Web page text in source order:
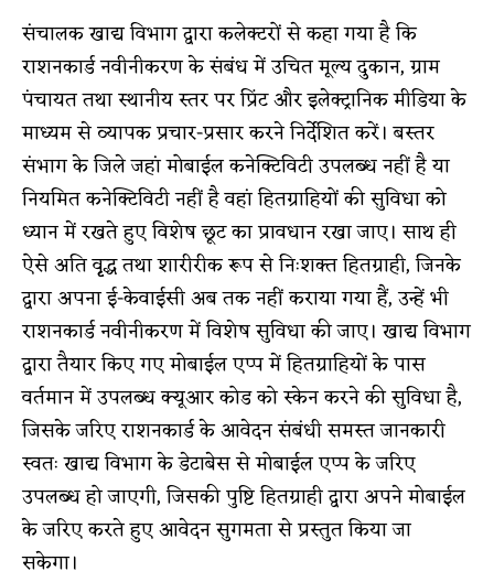
संचालक खाद्य विभाग द्वारा कलेक्टरों से कहा गया है कि
राशनकार्ड नवीनीकरण के संबंध में उचित मूल्य दुकान, ग्राम
पंचायत तथा स्थानीय स्तर पर प्रिंट और इलेक्ट्रानिक मीडिया के
माध्यम से व्यापक प्रचार-प्रसार करने निर्देशित करें। बस्तर
संभाग के जिले जहां मोबाईल कनेक्टिविटी उपलब्ध नहीं है या
नियमित कनेक्टिविटी नहीं है वहां हितग्राहियों की सुविधा को
ध्यान में रखते हुए विशेष छूट का प्रावधान रखा जाए। साथ ही
ऐसे अति वृृद्ध तथा शारीरीक रूप से निःशक्त हितग्राही, जिनके
द्वारा अपना ई-केवाईसी अब तक नहीं कराया गया हैं, उन्हें भी
राशनकार्ड नवीनीकरण में विशेष सुविधा की जाए। खाद्य विभाग
द्वारा तैयार किए गए मोबाईल एप्प में हितग्राहियों के पास
वर्तमान में उपलब्ध क्यूआर कोड को स्केन करने की सुविधा है,
जिसके जरिए राशनकार्ड के आवेदन संबंधी समस्त जानकारी
स्वतः खाद्य विभाग के डेटाबेस से मोबाईल एप्प के जरिए
उपलब्ध हो जाएगी, जिसकी पुष्टि हितग्राही द्वारा अपने मोबाईल
के जरिए करते हुए आवेदन सुगमता से प्रस्तुत किया जा
सकेगा।